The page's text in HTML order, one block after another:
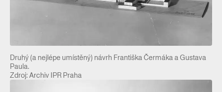
Druhý (a nejlépe umístěný) návrh Františka Čermáka a Gustava
Paula.
Zdroj: Archiv IPR Praha